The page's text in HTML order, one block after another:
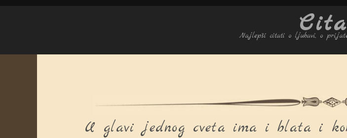
Najlepši citati o ljubavi, o
U glavi jednog cveta ima i blata i